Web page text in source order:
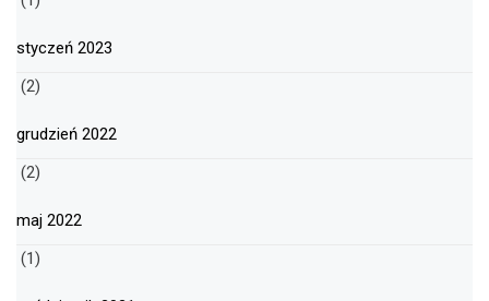
styczeń 2023
(2)
grudzień 2022
(2)
maj 2022
(1)